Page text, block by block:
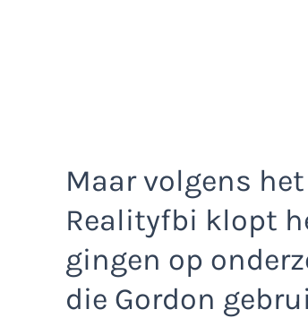
Maar volgens
Realityfbi klopt
gingen op
die Gordon